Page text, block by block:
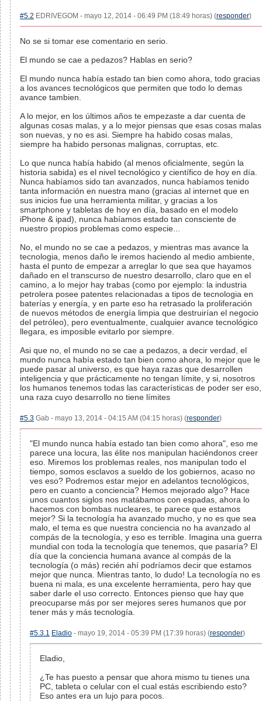
#5.2 EDRIVEGOM - mayo 12, 2014 - 06:49 PM (18:49 horas) (responder)
No se si tomar ese comentario en serio.
El mundo se cae a pedazos? Hablas en serio?
El mundo nunca había estado tan bien como ahora, todo gracias
a los avances tecnológicos que permiten que todo lo demas
avance tambien.
A lo mejor, en los últimos años te empezaste a dar cuenta de
algunas cosas malas, y a lo mejor piensas que esas cosas malas
son nuevas, y no es asi. Siempre ha habido cosas malas,
siempre ha habido personas malignas, corruptas, etc.
Lo que nunca había habido (al menos oficialmente, según la
historia sabida) es el nivel tecnológico y científico de hoy en día.
Nunca habíamos sido tan avanzados, nunca habíamos tenido
tanta información en nuestra mano (gracias al internet que en
sus inicios fue una herramienta militar, y gracias a los
smartphone y tabletas de hoy en día, basado en el modelo
iPhone & ipad), nunca habíamos estado tan consciente de
nuestro propios problemas como especie...
No, el mundo no se cae a pedazos, y mientras mas avance la
tecnologia, menos daño le iremos haciendo al medio ambiente,
hasta el punto de empezar a arreglar lo que sea que hayamos
dañado en el transcurso de nuestro desarrollo, claro que en el
camino, a lo mejor hay trabas (como por ejemplo: la industria
petrolera posee patentes relacionadas a tipos de tecnologia en
baterías y energía, y en parte eso ha retrasado la proliferación
de nuevos métodos de energía limpia que destruirían el negocio
del petróleo), pero eventualmente, cualquier avance tecnológico
llegara, es imposible evitarlo por siempre.
Asi que no, el mundo no se cae a pedazos, a decir verdad, el
mundo nunca había estado tan bien como ahora, lo mejor que le
puede pasar al universo, es que haya razas que desarrollen
inteligencia y que prácticamente no tengan límite, y si, nosotros
los humanos tenemos todas las características de poder ser eso,
una raza cuyo desarrollo no tiene límites
#5.3 Gab - mayo 13, 2014 - 04:15 AM (04:15 horas) (responder)
"El mundo nunca había estado tan bien como ahora", eso me
parece una locura, las élite nos manipulan haciéndonos creer
eso. Miremos los problemas reales, nos manipulan todo el
tiempo, somos esclavos a sueldo de los gobiernos, acaso no
ves eso? Podremos estar mejor en adelantos tecnológicos,
pero en cuanto a conciencia? Hemos mejorado algo? Hace
unos cuantos siglos nos matábamos con espadas, ahora lo
hacemos con bombas nucleares, te parece que estamos
mejor? Si la tecnología ha avanzado mucho, y no es que sea
malo, el tema es que nuestra conciencia no ha avanzado al
compás de la tecnología, y eso es terrible. Imagina una guerra
mundial con toda la tecnología que tenemos, que pasaría? El
día que la conciencia humana avance al compás de la
tecnología (o más) recién ahí podríamos decir que estamos
mejor que nunca. Mientras tanto, lo dudo! La tecnología no es
buena ni mala, es una excelente herramienta, pero hay que
saber darle el uso correcto. Entonces pienso que hay que
preocuparse más por ser mejores seres humanos que por
tener más y más tecnología.
#5.3.1 Eladio - mayo 19, 2014 - 05:39 PM (17:39 horas) (responder)
Eladio,
¿Te has puesto a pensar que ahora mismo tu tienes una
PC, tableta o celular con el cual estás escribiendo esto?
Eso antes era un lujo para pocos.